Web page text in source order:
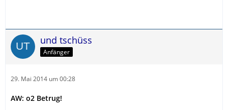
und tschüss
Anfänger
29. Mai 2014 um 00:28
AW: o2 Betrug!